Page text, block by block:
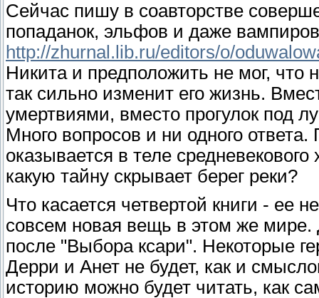
Сейчас пишу в соавторстве
попаданок, эльфов и даже
http://zhurnal.lib.ru/editors/o/
Никита и предположить не мог, что
так сильно изменит его жизнь.
умертвиями, вместо прогулок под
Много вопросов и ни одного
оказывается в теле
какую тайну скрывает берег реки?
Что касается четвертой книги - ее
совсем новая вещь в этом же мире.
после "Выбора ксари". Некоторые
Дерри и Анет не будет, как и
историю можно будет читать, как